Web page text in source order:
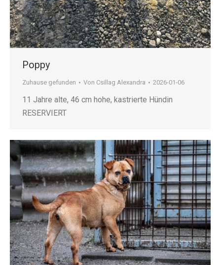
Poppy
Zuhause gefunden Von Csillag Alexandra 2026-01-06
11 Jahre alte, 46 cm hohe, kastrierte Hündin
RESERVIERT